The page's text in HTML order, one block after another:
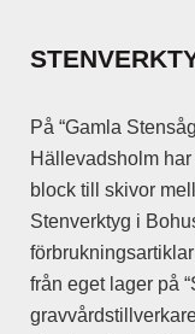
alternativen
väljas
på
På “Gamla
Hällevadsholm
block till skivor
Stenverktyg i
från eget lager på